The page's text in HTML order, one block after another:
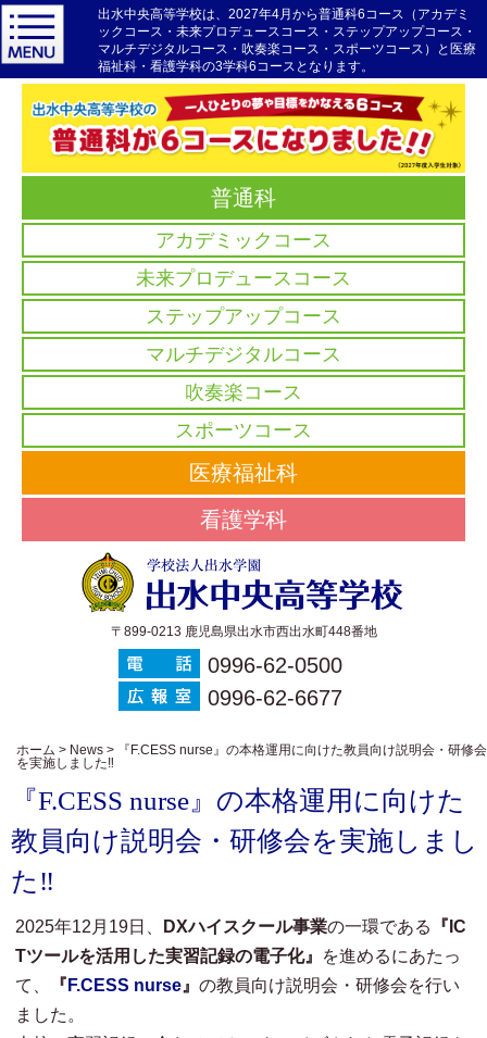
出水中央高等学校は、2027年4月から普通科6コース（アカデミ
ックコース・未来プロデュースコース・ステップアップコース・
マルチデジタルコース・吹奏楽コース・スポーツコース）と医療
福祉科・看護学科の3学科6コースとなります。
普通科
アカデミックコース
未来プロデュースコース
ステップアップコース
マルチデジタルコース
吹奏楽コース
スポーツコース
医療福祉科
看護学科
〒899-0213 鹿児島県出水市西出水町448番地
0996-62-0500
0996-62-6677
ホーム > News >
『F.CESS nurse』の本格運用に向けた教員向け説明会・研修会
を実施しました‼
『F.CESS nurse』の本格運用に向けた
教員向け説明会・研修会を実施しまし
た‼
2025年12月19日、 DXハイスクール事業の一環である
『IC
Tツールを活用した実習記録の電子化』
を進めるにあたっ
て、
『 F.CESS nurse 』 の教員向け説明会・研修会を行い
ました。